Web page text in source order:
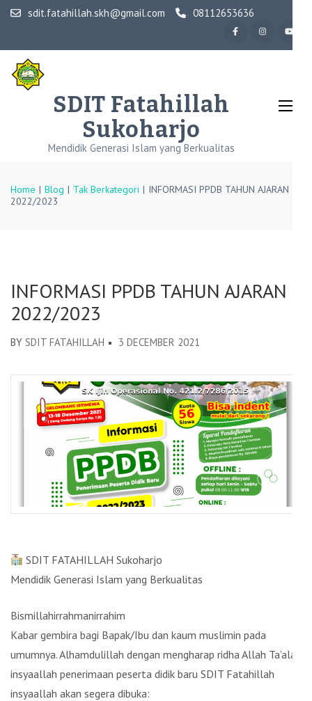
Skip
content
(Press
Enter)
sdit.fatahillah.skh@gmail.com 08112653636
SDIT Fatahillah
Sukoharjo
Mendidik Generasi Islam yang Berkualitas
Home | Blog | Tak Berkategori | INFORMASI PPDB TAHUN AJARAN
2022/2023
INFORMASI PPDB TAHUN AJARAN
2022/2023
BY SDIT FATAHILLAH 3 DECEMBER 2021
SDIT FATAHILLAH Sukoharjo
Mendidik Generasi Islam yang Berkualitas
Bismillahirrahmanirrahim
Kabar gembira bagi Bapak/Ibu dan kaum muslimin pada
umumnya. Alhamdulillah dengan mengharap ridha Allah Ta’ala
insyaallah penerimaan peserta didik baru SDIT Fatahillah
insyaallah akan segera dibuka: